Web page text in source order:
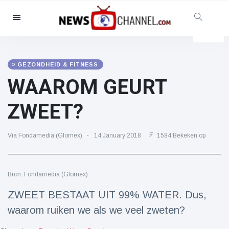
Categorieën
Maatschappelijk & Leuk
Bioscoop & TV
(81)
Beroemdheden
Mode & Schoonheid
(122)
Levensstijl
(121)
GEZONDHEID & FITNESS
WAAROM GEURT
ZWEET?
Via Fondamedia (Glomex) 14 January 2018 1584 Bekeken op
Bron: Fondamedia (Glomex)
ZWEET BESTAAT UIT 99% WATER. Dus,
waarom ruiken we als we veel zweten?